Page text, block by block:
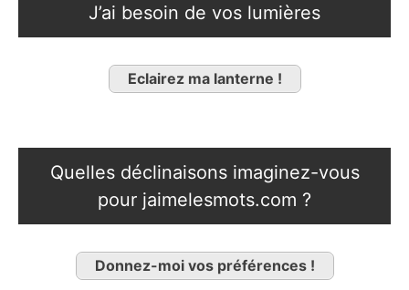
J’ai besoin de vos lumières
Eclairez ma lanterne !
Quelles déclinaisons imaginez-vous
pour jaimelesmots.com ?
Donnez-moi vos préférences !